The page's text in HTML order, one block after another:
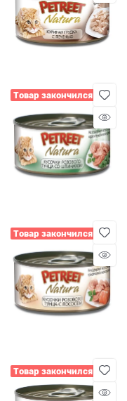
Товар закончился
Товар закончился
Товар закончился